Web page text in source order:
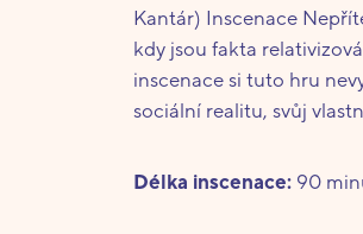
Kantár) Inscenace
kdy jsou fakta
inscenace si tuto hru
sociální realitu, svůj
Délka inscenace: 90